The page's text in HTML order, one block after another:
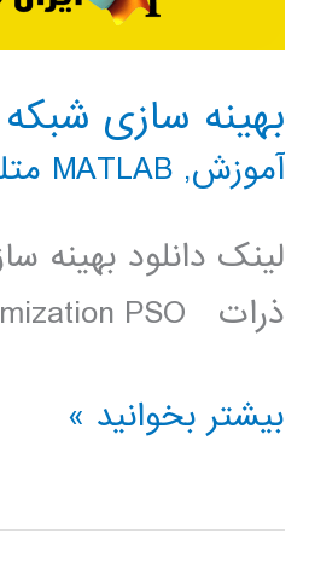
بهینه سازی
آموزش, MATLAB متلب
ذرات Particle Swarm Optimization PSO
بهینه
شبکه
بیشتر بخوانید »